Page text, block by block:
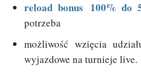
reload bonus 100% do
potrzeba
możliwość wzięcia
wyjazdowe na turnieje live.